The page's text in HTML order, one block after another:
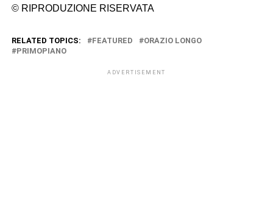
© RIPRODUZIONE RISERVATA
RELATED TOPICS: FEATURED
ORAZIO LONGO
PRIMOPIANO
ADVERTISEMENT